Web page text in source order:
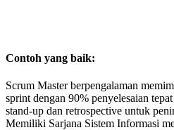
Contoh yang baik:
Scrum Master berpengalaman
sprint dengan 90% penyelesaian
stand-up dan retrospective untuk
Memiliki Sarjana Sistem Informasi